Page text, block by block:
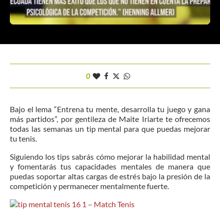
0
Bajo el lema “Entrena tu mente, desarrolla tu juego y gana
más partidos”, por gentileza de Maite Iriarte te ofrecemos
todas las semanas un tip mental para que puedas mejorar
tu tenis.
Siguiendo los tips sabrás cómo mejorar la habilidad mental
y fomentarás tus capacidades mentales de manera que
puedas soportar altas cargas de estrés bajo la presión de la
competición y permanecer mentalmente fuerte.